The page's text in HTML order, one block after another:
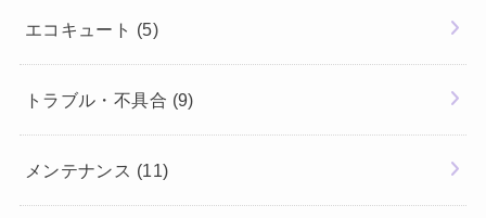
エコキュート (5)
トラブル・不具合 (9)
メンテナンス (11)